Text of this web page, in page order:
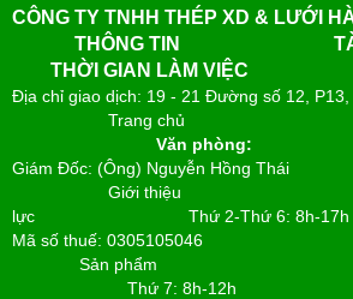
CÔNG TY TNHH THÉP XD & LƯỚI
THÔNG TIN
THỜI GIAN LÀM VIỆC
Địa chỉ giao dịch: 19 - 21 Đường số 12,
Trang chủ
Văn phòng:
Giám Đốc: (Ông) Nguyễn Hồng Thái
Giới thiệu
lực
Thứ 2-Thứ 6: 8h-17h
Mã số thuế:
Sản phẩm
Thứ 7: 8h-12h